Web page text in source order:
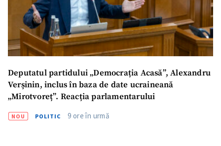
Deputatul partidului „Democrația Acasă”, Alexandru
Verșinin, inclus în baza de date ucraineană
„Mirotvoreț”. Reacția parlamentarului
NOU POLITIC 9 ore în urmă
Mesajul știrei
+ Mesajul știrei
CONTACT SURSĂ
Sursă anonimă
Nume+ Numele meu